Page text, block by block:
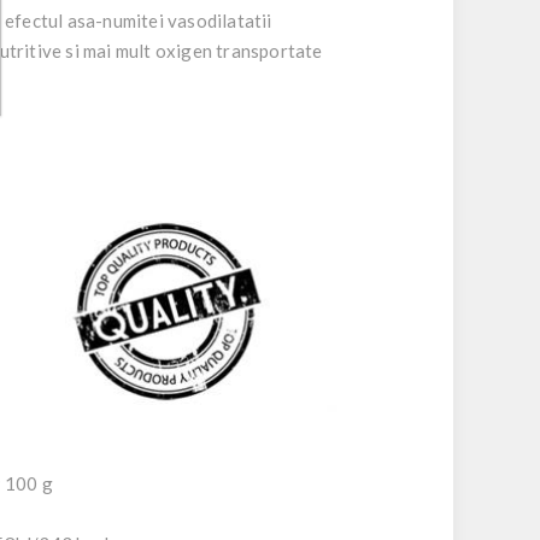
efectul asa-numitei vasodilatatii
si mai mult oxigen transportate
100 g